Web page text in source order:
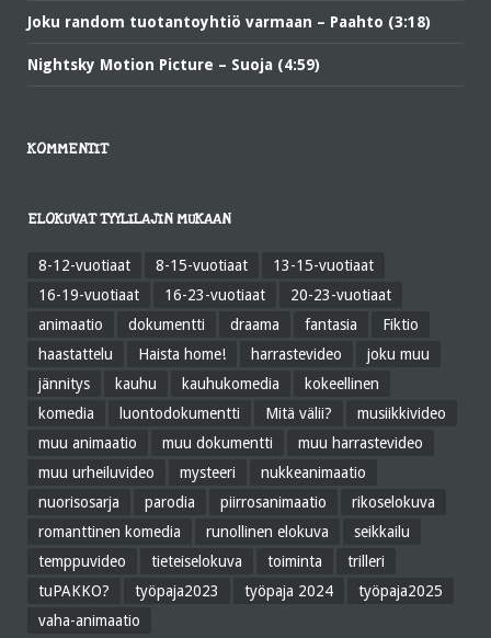
Joku random tuotantoyhtiö varmaan – Paahto (3:18)
Nightsky Motion Picture – Suoja (4:59)
KOMMENTIT
ELOKUVAT TYYLILAJIN MUKAAN
8-12-vuotiaat 8-15-vuotiaat
13-15-vuotiaat
16-19-vuotiaat
16-23-vuotiaat
20-23-vuotiaat
animaatio
dokumentti draama fantasia
Fiktio
haastattelu
Haista home! harrastevideo
joku muu
jännitys
kauhu kauhukomedia
kokeellinen
komedia
luontodokumentti Mitä välii?
musiikkivideo
muu animaatio
muu dokumentti
muu harrastevideo
muu urheiluvideo
mysteeri
nukkeanimaatio
nuorisosarja
parodia piirrosanimaatio
rikoselokuva
romanttinen komedia
runollinen elokuva
seikkailu
temppuvideo
tieteiselokuva toiminta
trilleri
tuPAKKO?
työpaja2023 työpaja 2024
työpaja2025
vaha-animaatio